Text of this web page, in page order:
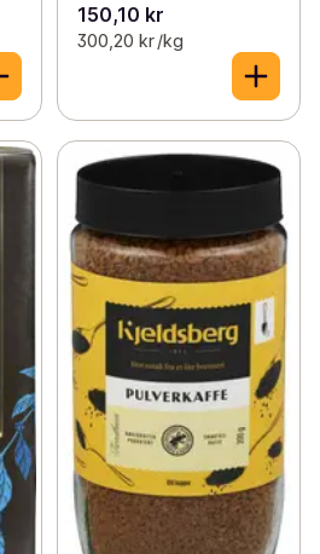
150,10 kr
300,20 kr /kg